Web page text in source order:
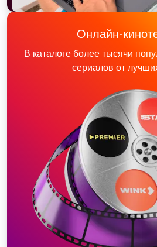
Онлайн-
В каталоге более тысячи
сериалов от